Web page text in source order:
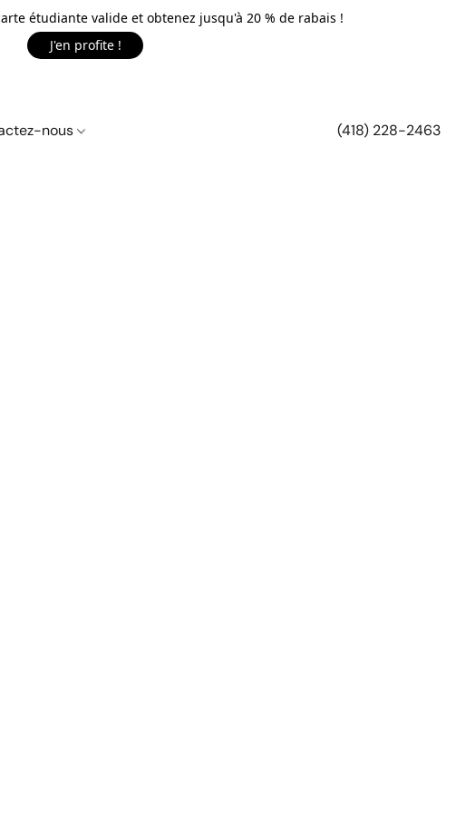
étudiante valide et obtenez jusqu'à 20 % de rabais !
J'en profite !
nous (418) 228-2463